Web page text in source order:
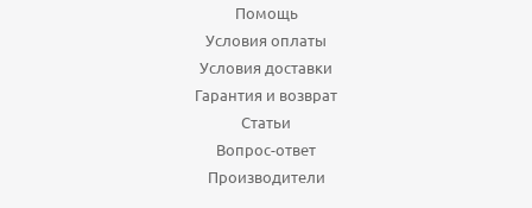
Помощь
Условия оплаты
Условия доставки
Гарантия и возврат
Статьи
Вопрос-ответ
Производители